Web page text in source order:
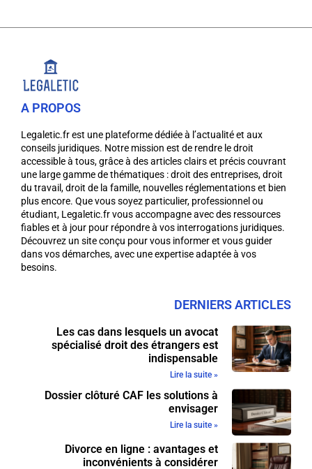
A PROPOS
Legaletic.fr est une plateforme dédiée à l’actualité et aux
conseils juridiques. Notre mission est de rendre le droit
accessible à tous, grâce à des articles clairs et précis couvrant
une large gamme de thématiques : droit des entreprises, droit
du travail, droit de la famille, nouvelles réglementations et bien
plus encore. Que vous soyez particulier, professionnel ou
étudiant, Legaletic.fr vous accompagne avec des ressources
fiables et à jour pour répondre à vos interrogations juridiques.
Découvrez un site conçu pour vous informer et vous guider
dans vos démarches, avec une expertise adaptée à vos
besoins.
DERNIERS ARTICLES
Les cas dans lesquels un avocat
spécialisé droit des étrangers est
indispensable
Lire la suite »
Dossier clôturé CAF les solutions à
envisager
Lire la suite »
Divorce en ligne : avantages et
inconvénients à considérer